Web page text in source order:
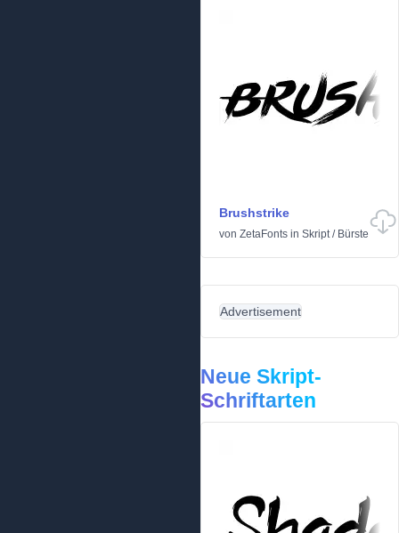
Brushstrike
von ZetaFonts in Skript/ Bürste
Advertisement
Neue Skript-
Schriftarten